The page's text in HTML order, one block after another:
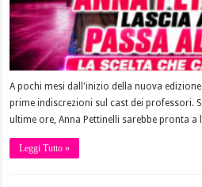
A pochi mesi dall'inizio della nuova
prime indiscrezioni sul cast dei professori.
ultime ore, Anna Pettinelli sarebbe pronta
Leggi Tutto »